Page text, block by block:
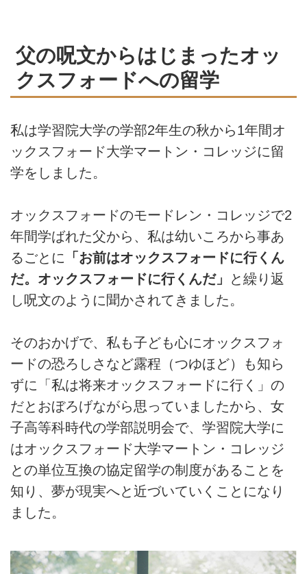
父の呪文からはじまったオッ
クスフォードへの留学
私は学習院大学の学部2年生の秋から1年間オ
ックスフォード大学マートン・コレッジに留
学をしました。
オックスフォードのモードレン・コレッジで2
年間学ばれた父から、私は幼いころから事あ
るごとに 「お前はオックスフォードに行くん
だ。オックスフォードに行くんだ」
と繰り返
し呪文のように聞かされてきました。
そのおかげで、私も子ども心にオックスフォ
ードの恐ろしさなど露程（つゆほど）も知ら
ずに「私は将来オックスフォードに行く」の
だとおぼろげながら思っていましたから、女
子高等科時代の学部説明会で、学習院大学に
はオックスフォード大学マートン・コレッジ
との単位互換の協定留学の制度があることを
知り、夢が現実へと近づいていくことになり
ました。